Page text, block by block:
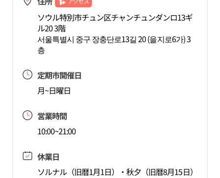
ソウル特別市チュン区チャンチュンダンロ13ギ
ル20 3階
서울특별시 중구 장충단로13길 20 (을지로6가) 3
층
定期市開催日
月~日曜日
営業時間
10:00~21:00
休業日
ソルナル（旧暦1月1日）・秋夕（旧暦8月15日）